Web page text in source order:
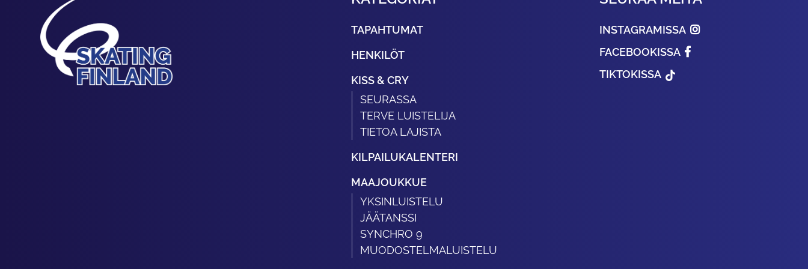
TAPAHTUMAT
HENKILÖT
KISS & CRY
SEURASSA
TERVE LUISTELIJA
TIETOA LAJISTA
KILPAILUKALENTERI
MAAJOUKKUE
YKSINLUISTELU
JÄÄTANSSI
SYNCHRO 9
MUODOSTELMALUISTELU
INSTAGRAMISSA
FACEBOOKISSA
TIKTOKISSA